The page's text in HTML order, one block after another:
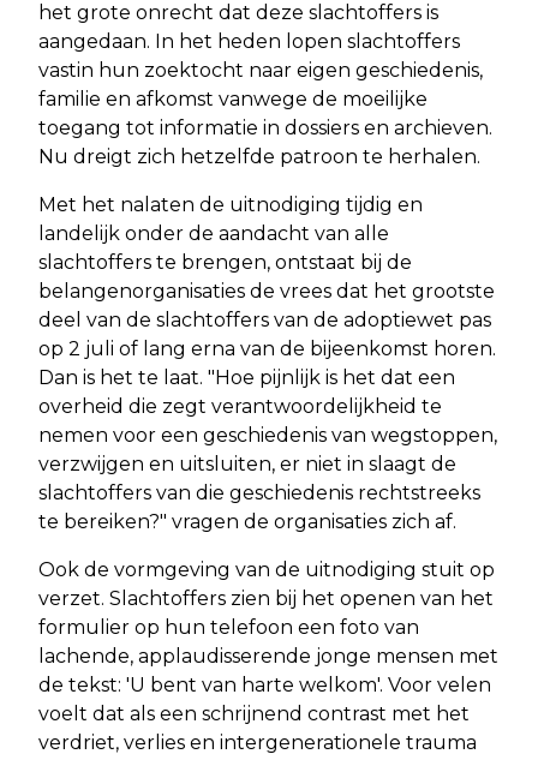
het grote onrecht dat deze slachtoffers is
aangedaan. In het heden lopen slachtoffers
vastin hun zoektocht naar eigen geschiedenis,
familie en afkomst vanwege de moeilijke
toegang tot informatie in dossiers en archieven.
Nu dreigt zich hetzelfde patroon te herhalen.
Met het nalaten de uitnodiging tijdig en
landelijk onder de aandacht van alle
slachtoffers te brengen, ontstaat bij de
belangenorganisaties de vrees dat het grootste
deel van de slachtoffers van de adoptiewet pas
op 2 juli of lang erna van de bijeenkomst horen.
Dan is het te laat. "Hoe pijnlijk is het dat een
overheid die zegt verantwoordelijkheid te
nemen voor een geschiedenis van wegstoppen,
verzwijgen en uitsluiten, er niet in slaagt de
slachtoffers van die geschiedenis rechtstreeks
te bereiken?" vragen de organisaties zich af.
Ook de vormgeving van de uitnodiging stuit op
verzet. Slachtoffers zien bij het openen van het
formulier op hun telefoon een foto van
lachende, applaudisserende jonge mensen met
de tekst: 'U bent van harte welkom'. Voor velen
voelt dat als een schrijnend contrast met het
verdriet, verlies en intergenerationele trauma